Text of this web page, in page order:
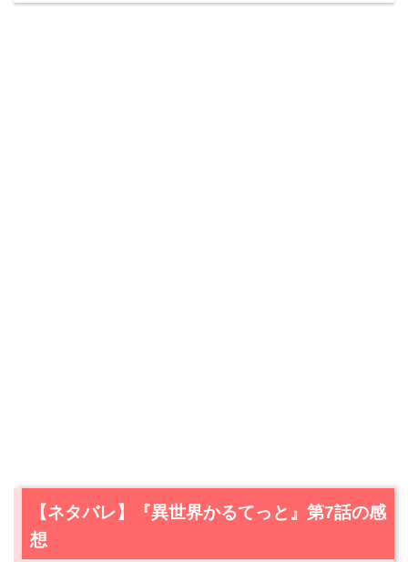
【ネタバレ】『異世界かるてっと』第7話の感
想